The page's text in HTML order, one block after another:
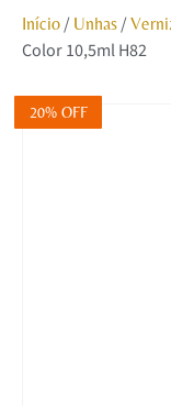
Unhas
Início/ Unhas/
Color 10,5ml H82
20% OFF